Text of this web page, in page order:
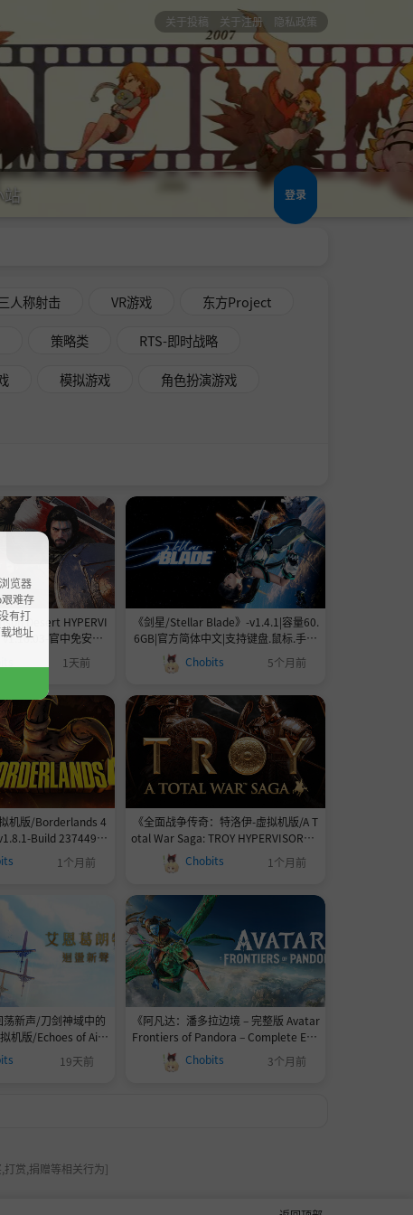
关于投稿 关于注册 隐私政策
登录
人称射击 VR游戏 东方Project
策略类 RTS-即时战略
模拟游戏 角色扮演游戏
Desert HYPERVI
官中免安装-
1天前
《剑星/Stellar Blade》-v1.4.1|容量60.
6GB|官方简体中文|支持键盘.鼠标.手柄
增剑星2周目开局全服装全收集完美存
档|MOD整合包|修改器
Chobits 5个月前
机版/Borderlands 4
Build 23744902
简体中文|支持键盘.鼠
|容量127GB
1个月前
《全面战争传奇：特洛伊-虚拟机版/A T
otal War Saga: TROY HYPERVISOR》v
1.7.0-Build 17040201官中免安装-简中|
容量35.01GB
Chobits 1个月前
荡新声/刀剑神域中的
机版/Echoes of Ainc
》v1.0.4-Build 2423
装-简中53.47GB
19天前
《阿凡达：潘多拉边境 – 完整版 Avatar
Frontiers of Pandora – Complete Edit
ion》v20260324-Build 22429549虚拟
机版 HYPERVISOR|官方简体中文135G
Chobits 3个月前
赏,捐赠等相关行为]
览器
难存
有打
地址